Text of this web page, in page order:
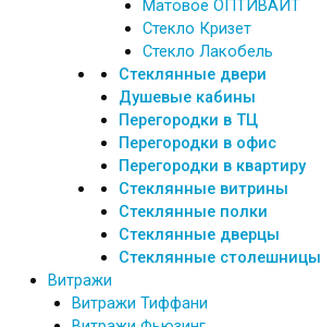
Матовое ОПТИВАЙТ
Стекло Кризет
Стекло Лакобель
Стеклянные двери
Душевые кабины
Перегородки в ТЦ
Перегородки в офис
Перегородки в квартиру
Стеклянные витрины
Стеклянные полки
Стеклянные дверцы
Стеклянные столешницы
Витражи
Витражи Тиффани